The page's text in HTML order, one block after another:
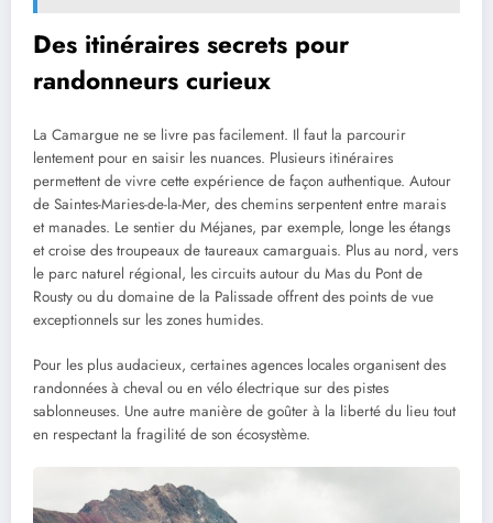
Des itinéraires secrets pour
randonneurs curieux
La Camargue ne se livre pas facilement. Il faut la parcourir
lentement pour en saisir les nuances. Plusieurs itinéraires
permettent de vivre cette expérience de façon authentique. Autour
de Saintes-Maries-de-la-Mer, des chemins serpentent entre marais
et manades. Le sentier du Méjanes, par exemple, longe les étangs
et croise des troupeaux de taureaux camarguais. Plus au nord, vers
le parc naturel régional, les circuits autour du Mas du Pont de
Rousty ou du domaine de la Palissade offrent des points de vue
exceptionnels sur les zones humides.
Pour les plus audacieux, certaines agences locales organisent des
randonnées à cheval ou en vélo électrique sur des pistes
sablonneuses. Une autre manière de goûter à la liberté du lieu tout
en respectant la fragilité de son écosystème.